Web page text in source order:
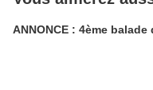
ANNONCE : 4ème